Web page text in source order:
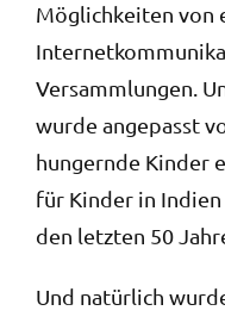
Möglichkeiten von
Versammlungen.
wurde angepasst
hungernde Kinder
für Kinder in Indien
den letzten 50
Und natürlich